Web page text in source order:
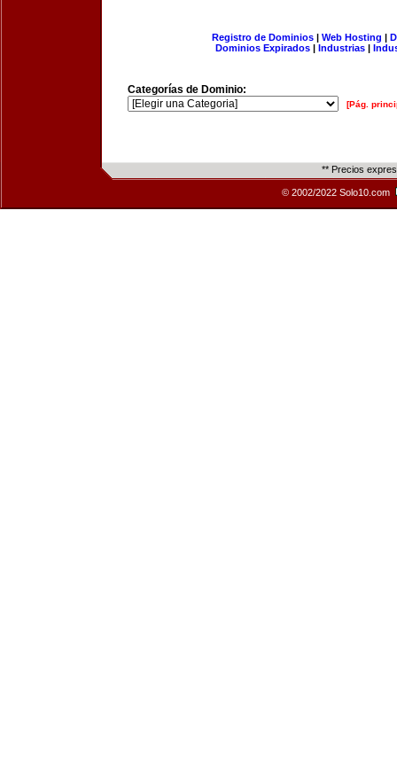
Registro de Dominios| Web Hosting |
Dominios Expirados | Industrias |
Categorías de Dominio:
[Pág.
** Precios
© 2002/2022 Solo10.com